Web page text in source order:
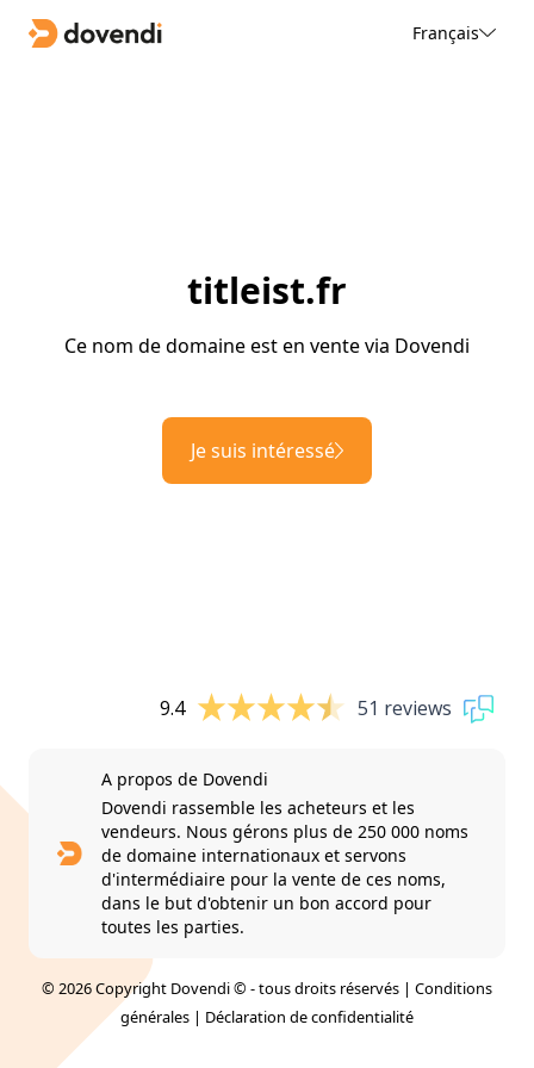
Français
titleist.fr
Ce nom de domaine est en vente via Dovendi
Je suis intéressé
9.4 51 reviews
A propos de Dovendi
Dovendi rassemble les acheteurs et les
vendeurs. Nous gérons plus de 250 000 noms
de domaine internationaux et servons
d'intermédiaire pour la vente de ces noms,
dans le but d'obtenir un bon accord pour
toutes les parties.
© 2026 Copyright Dovendi © - tous droits réservés | Conditions
générales | Déclaration de confidentialité